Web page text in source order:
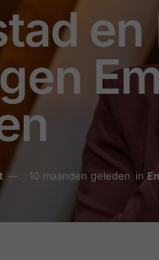
10 maanden geleden in